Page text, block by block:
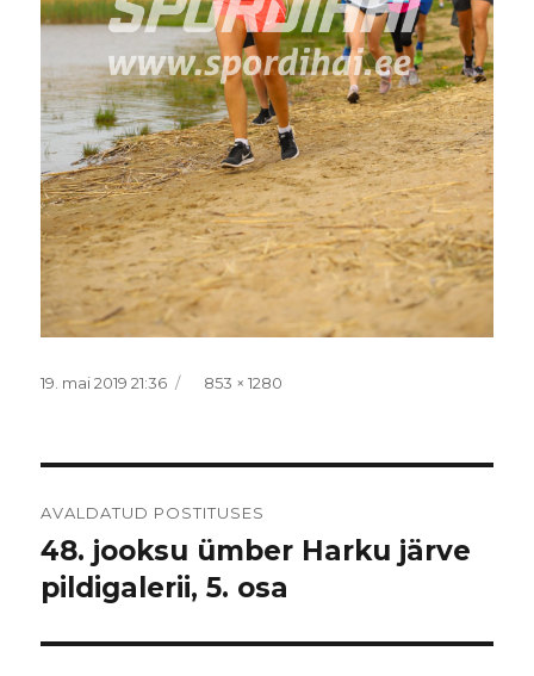
Postitatud
19. mai 2019 21:36 Täissuurus
853 × 1280
AVALDATUD POSTITUSES
48. jooksu ümber Harku järve
pildigalerii, 5. osa